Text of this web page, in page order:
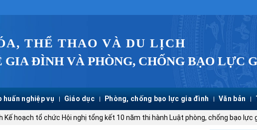
THỂ THAO VÀ DU LỊCH
ĐÌNH VÀ PHÒNG, CHỐNG BẠO LỰC
huấn nghiệp vụ Giáo dục Phòng, chống bạo lực gia đình Văn bản
Kế hoạch tổ chức Hội nghị tổng kết 10 năm thi hành Luật phòng, chống bạo lực